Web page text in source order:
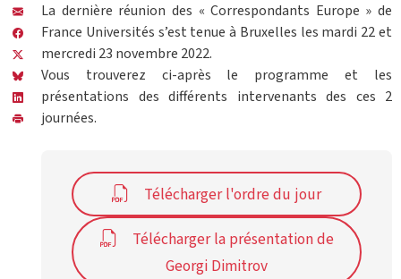
La dernière réunion des « Correspondants Europe » de
France Universités s’est tenue à Bruxelles les mardi 22 et
mercredi 23 novembre 2022.
Vous trouverez ci-après le programme et les
présentations des différents intervenants des ces 2
journées.
Télécharger l'ordre du jour
Télécharger la présentation de
Georgi Dimitrov